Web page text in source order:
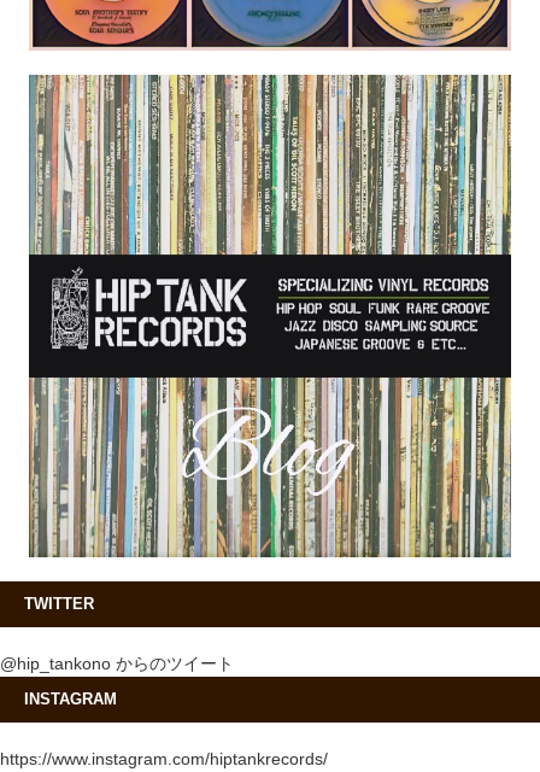
TWITTER
@hip_tankono からのツイート
INSTAGRAM
https://www.instagram.com/hiptankrecords/